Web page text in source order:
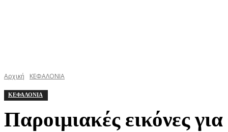
Αρχική ΚΕΦΑΛΟΝΙΑ
ΚΕΦΑΛΟΝΙΑ
Παροιμιακές εικόνες